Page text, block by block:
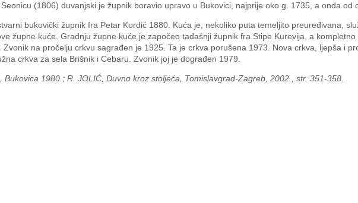
(1806) duvanjski je župnik boravio upravo u Bukovici, najprije oko g. 1735, a onda od
bukovički župnik fra Petar Kordić 1880. Kuća je, nekoliko puta temeljito preuređivana,
župne kuće. Gradnju župne kuće je započeo tadašnji župnik fra Stipe Kurevija, a
na pročelju crkvu sagrađen je 1925. Ta je crkva porušena 1973. Nova crkva, ljepša i
crkva za sela Brišnik i Cebaru. Zvonik joj je dograđen 1979.
1980.; R. JOLIĆ, Duvno kroz stoljeća, Tomislavgrad-Zagreb, 2002., str. 351-358.